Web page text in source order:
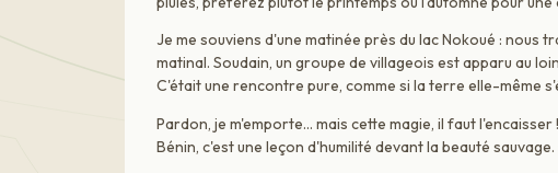
Je me souviens d'une matinée près du lac Nokoué : nous
matinal. Soudain, un groupe de villageois est apparu au
C'était une rencontre pure, comme si la terre elle-même
Pardon, je m'emporte… mais cette magie, il faut
Bénin, c'est une leçon d'humilité devant la beauté sauvage.